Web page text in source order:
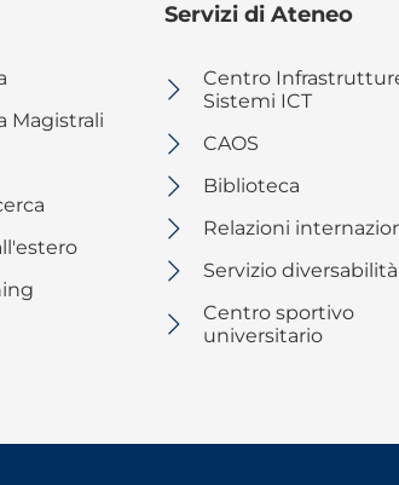
Magistrali
Servizi di Ateneo
Centro
Sistemi ICT
CAOS
Biblioteca
Relazioni
Servizio diversabilità
Centro sportivo
universitario